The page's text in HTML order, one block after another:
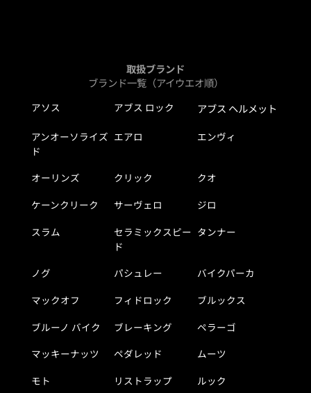
取扱ブランド
ブランド一覧（アイウエオ順）
アソス アブス ロック アブス ヘルメット
アンオーソライズ
ド
エアロ エンヴィ
オーリンズ クリック
クオ
ケーンクリーク
サーヴェロ
ジロ
スラム
セラミックスピー
ド
タンナー
ノグ パシュレー
バイクパーカ
マックオフ
フィドロック
ブルックス
ブルーノ バイク
ブレーキング
ペラーゴ
マッキーナッツ
ペダレッド
ムーツ
モト
リストラップ
ルック